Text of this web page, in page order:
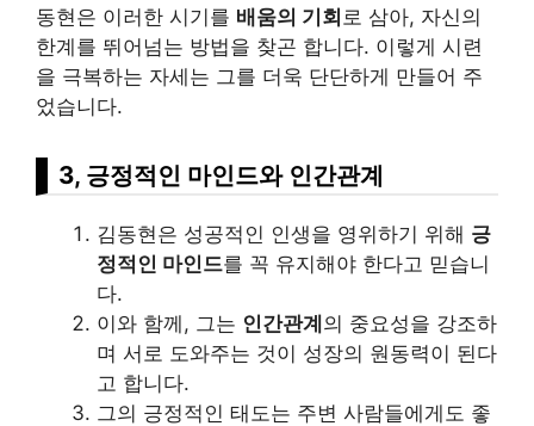
동현은 이러한 시기를 배움의 기회 로 삼아, 자신의
한계를 뛰어넘는 방법을 찾곤 합니다. 이렇게 시련
을 극복하는 자세는 그를 더욱 단단하게 만들어 주
었습니다.
3, 긍정적인 마인드와 인간관계
김동현은 성공적인 인생을 영위하기 위해 긍
정적인 마인드를 꼭 유지해야 한다고 믿습니
다.
이와 함께, 그는 인간관계의 중요성을 강조하
며 서로 도와주는 것이 성장의 원동력이 된다
고 합니다.
그의 긍정적인 태도는 주변 사람들에게도 좋